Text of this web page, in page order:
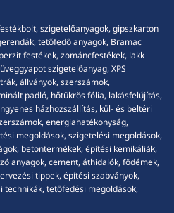
szigetelőanyagok, gipszkarton
tetőfedő anyagok, Bramac
festékek, zománcfestékek, lakk
szigetelőanyag, XPS
állványok, szerszámok,
padló, hőtükrös fólia, lakásfelújítás,
házhozszállítás, kül- és beltéri
energiahatékonyság,
megoldások, szigetelési megoldások,
betontermékek, építési kemikáliák,
anyagok, cement, áthidalók, födémek,
tippek, építési szabványok,
technikák, tetőfedési megoldások,